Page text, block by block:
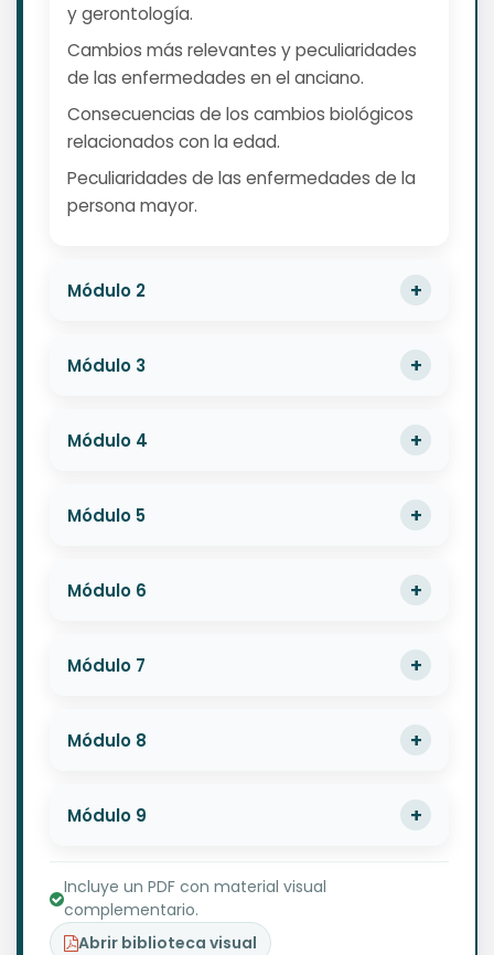
y gerontología.
Cambios más relevantes y peculiaridades
de las enfermedades en el anciano.
Consecuencias de los cambios biológicos
relacionados con la edad.
Peculiaridades de las enfermedades de la
persona mayor.
Módulo 2
Módulo 3
Módulo 4
Módulo 5
Módulo 6
Módulo 7
Módulo 8
Módulo 9
Incluye un PDF con material visual
complementario.
Abrir biblioteca visual